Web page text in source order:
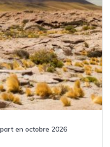
en octobre 2026